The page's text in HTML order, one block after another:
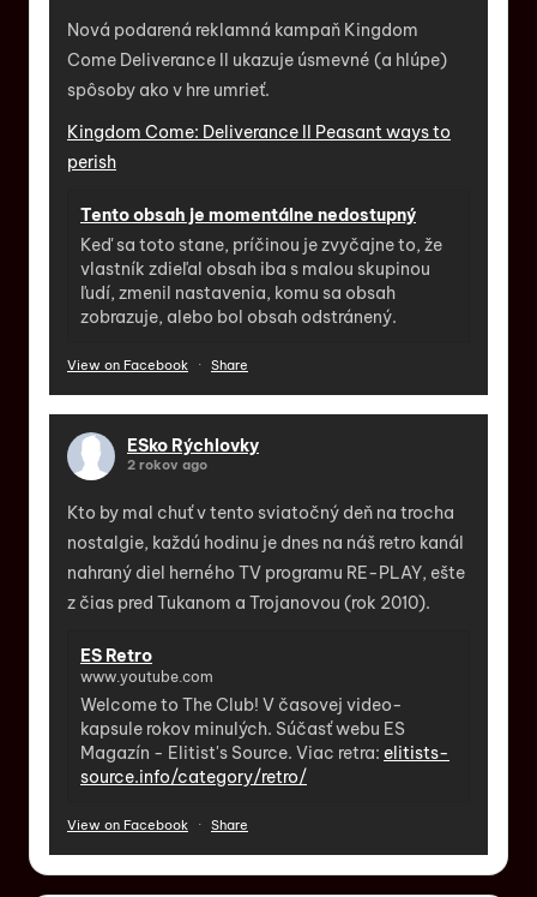
Nová podarená reklamná kampaň Kingdom
Come Deliverance II ukazuje úsmevné (a hlúpe)
spôsoby ako v hre umrieť.
Kingdom Come: Deliverance II Peasant ways to
perish
Tento obsah je momentálne nedostupný
Keď sa toto stane, príčinou je zvyčajne to, že
vlastník zdieľal obsah iba s malou skupinou
ľudí, zmenil nastavenia, komu sa obsah
zobrazuje, alebo bol obsah odstránený.
View on Facebook · Share
ESko Rýchlovky
2 rokov ago
Kto by mal chuť v tento sviatočný deň na trocha
nostalgie, každú hodinu je dnes na náš retro kanál
nahraný diel herného TV programu RE-PLAY, ešte
z čias pred Tukanom a Trojanovou (rok 2010).
ES Retro
www.youtube.com
Welcome to The Club! V časovej video-
kapsule rokov minulých. Súčasť webu ES
Magazín - Elitist's Source. Viac retra: elitists-
source.info/category/retro/
View on Facebook · Share